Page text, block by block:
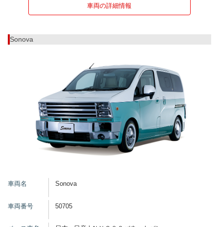
車両の詳細情報
Sonova
車両名 Sonova
車両番号 50705